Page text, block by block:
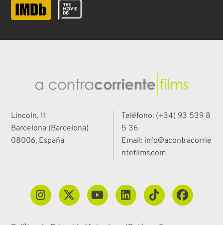
Lincoln, 11
Barcelona (Barcelona)
08006, España
Teléfono: (+34) 93 539 8
5 36
Email: info@acontracorrie
ntefilms.com